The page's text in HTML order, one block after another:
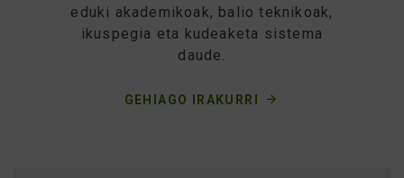
eduki akademikoak, balio teknikoak,
ikuspegia eta kudeaketa sistema
daude.
GEHIAGO IRAKURRI